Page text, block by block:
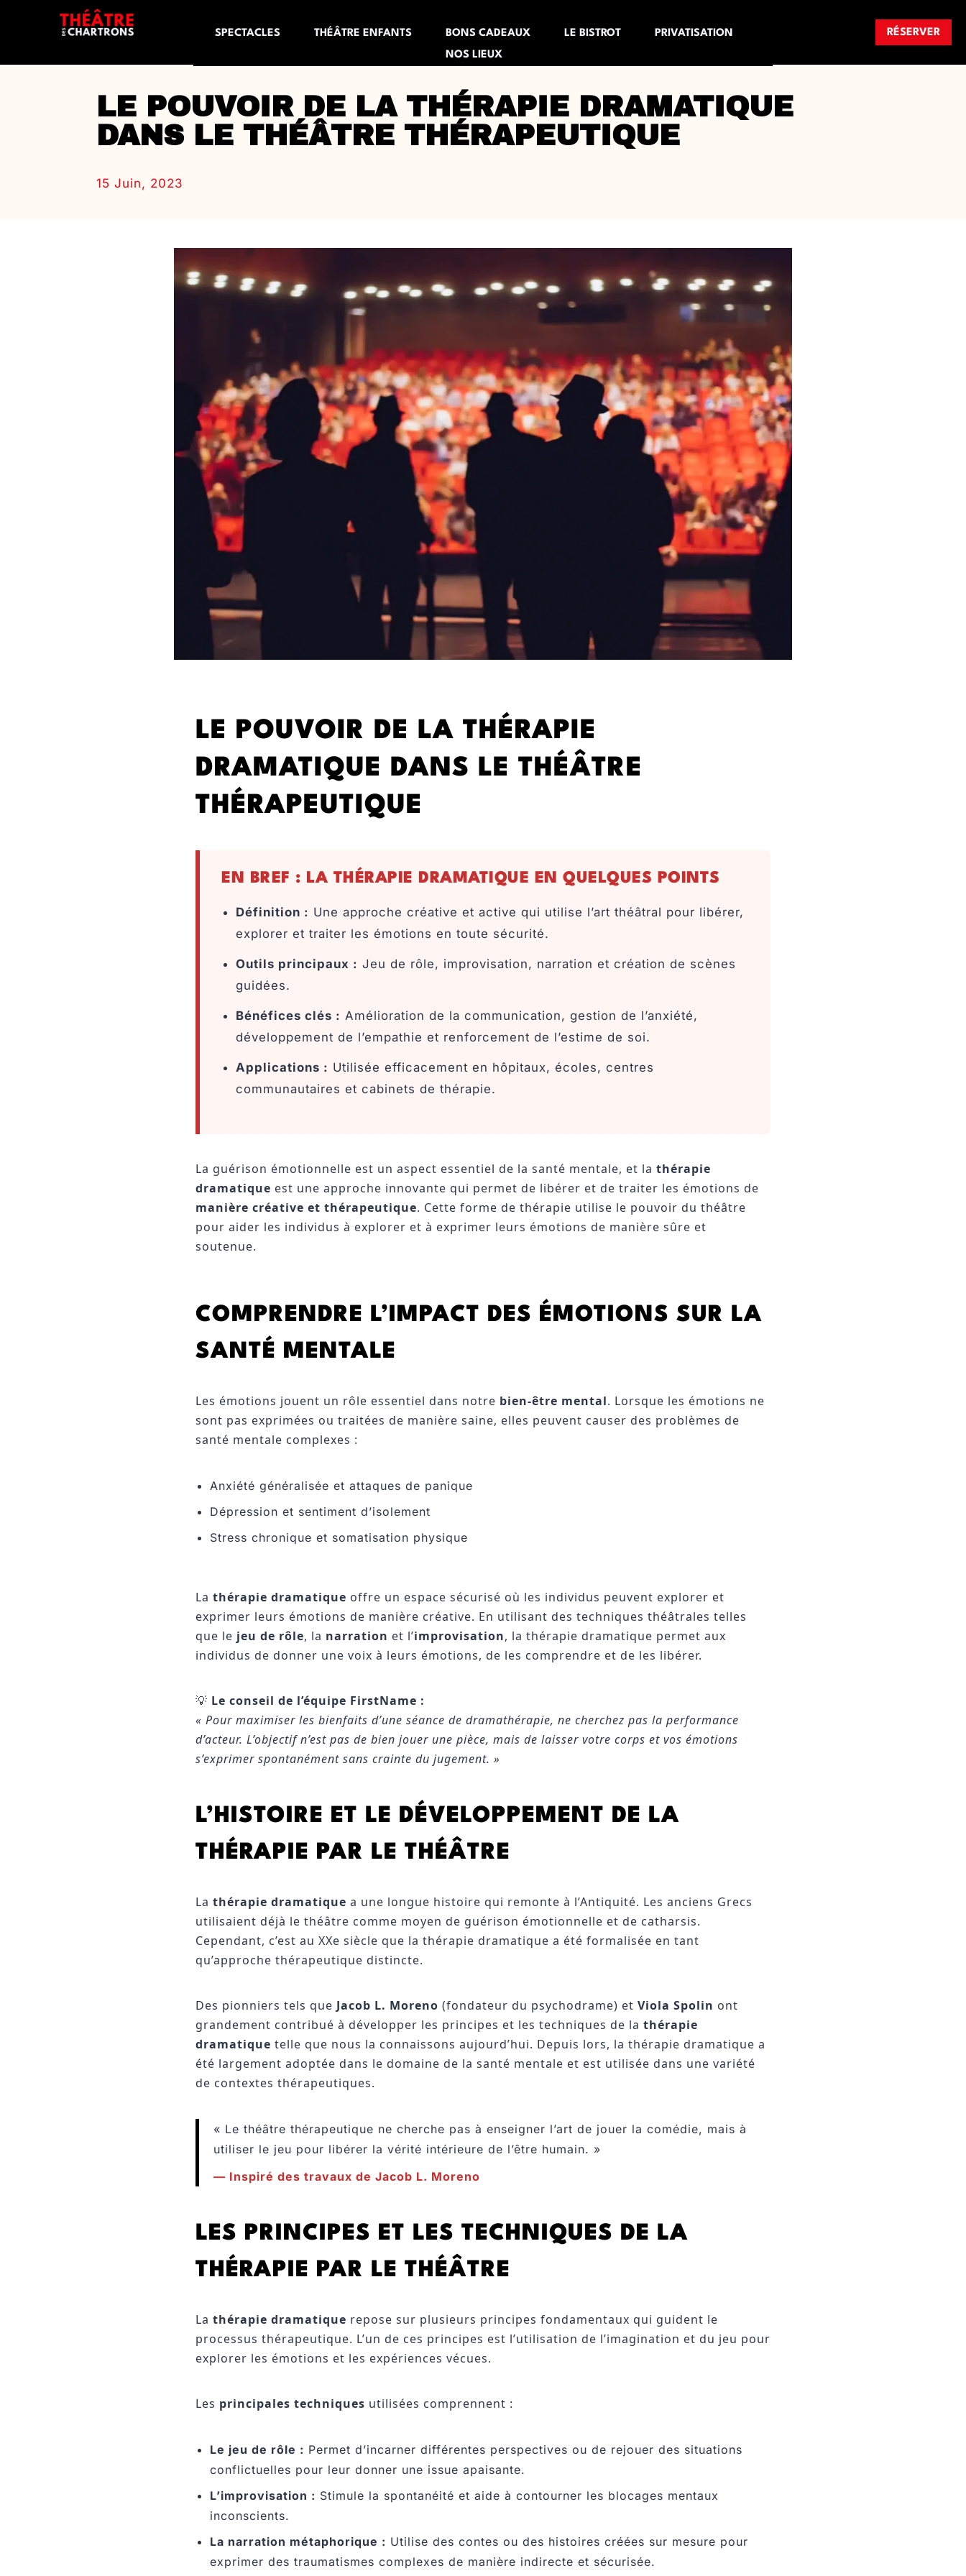
SPECTACLES THÉÂTRE ENFANTS BONS CADEAUX LE BISTROT
PRIVATISATION
NOS LIEUX
RÉSERVER
LE POUVOIR DE LA THÉRAPIE DRAMATIQUE
DANS LE THÉÂTRE THÉRAPEUTIQUE
15 Juin, 2023
LE POUVOIR DE LA THÉRAPIE
DRAMATIQUE DANS LE THÉÂTRE
THÉRAPEUTIQUE
EN BREF : LA THÉRAPIE DRAMATIQUE EN QUELQUES POINTS
Définition : Une approche créative et active qui utilise l’art théâtral pour libérer,
explorer et traiter les émotions en toute sécurité.
Outils principaux : Jeu de rôle, improvisation, narration et création de scènes
guidées.
Bénéfices clés : Amélioration de la communication, gestion de l’anxiété,
développement de l’empathie et renforcement de l’estime de soi.
Applications : Utilisée efficacement en hôpitaux, écoles, centres
communautaires et cabinets de thérapie.
La guérison émotionnelle est un aspect essentiel de la santé mentale, et la thérapie
dramatique est une approche innovante qui permet de libérer et de traiter les émotions de
manière créative et thérapeutique. Cette forme de thérapie utilise le pouvoir du théâtre
pour aider les individus à explorer et à exprimer leurs émotions de manière sûre et
soutenue.
COMPRENDRE L’IMPACT DES ÉMOTIONS SUR LA
SANTÉ MENTALE
Les émotions jouent un rôle essentiel dans notre bien-être mental. Lorsque les émotions ne
sont pas exprimées ou traitées de manière saine, elles peuvent causer des problèmes de
santé mentale complexes :
Anxiété généralisée et attaques de panique
Dépression et sentiment d’isolement
Stress chronique et somatisation physique
La thérapie dramatique offre un espace sécurisé où les individus peuvent explorer et
exprimer leurs émotions de manière créative. En utilisant des techniques théâtrales telles
que le jeu de rôle, la narration et l’improvisation, la thérapie dramatique permet aux
individus de donner une voix à leurs émotions, de les comprendre et de les libérer.
💡 Le conseil de l’équipe FirstName :
« Pour maximiser les bienfaits d’une séance de dramathérapie, ne cherchez pas la performance
d’acteur. L’objectif n’est pas de bien jouer une pièce, mais de laisser votre corps et vos émotions
s’exprimer spontanément sans crainte du jugement. »
L’HISTOIRE ET LE DÉVELOPPEMENT DE LA
THÉRAPIE PAR LE THÉÂTRE
La thérapie dramatique a une longue histoire qui remonte à l’Antiquité. Les anciens Grecs
utilisaient déjà le théâtre comme moyen de guérison émotionnelle et de catharsis.
Cependant, c’est au XXe siècle que la thérapie dramatique a été formalisée en tant
qu’approche thérapeutique distincte.
Des pionniers tels que Jacob L. Moreno (fondateur du psychodrame) et Viola Spolin ont
grandement contribué à développer les principes et les techniques de la thérapie
dramatique telle que nous la connaissons aujourd’hui. Depuis lors, la thérapie dramatique a
été largement adoptée dans le domaine de la santé mentale et est utilisée dans une variété
de contextes thérapeutiques.
« Le théâtre thérapeutique ne cherche pas à enseigner l’art de jouer la comédie, mais à
utiliser le jeu pour libérer la vérité intérieure de l’être humain. »
— Inspiré des travaux de Jacob L. Moreno
LES PRINCIPES ET LES TECHNIQUES DE LA
THÉRAPIE PAR LE THÉÂTRE
La thérapie dramatique repose sur plusieurs principes fondamentaux qui guident le
processus thérapeutique. L’un de ces principes est l’utilisation de l’imagination et du jeu pour
explorer les émotions et les expériences vécues.
Les principales techniques utilisées comprennent :
Le jeu de rôle : Permet d’incarner différentes perspectives ou de rejouer des situations
conflictuelles pour leur donner une issue apaisante.
L’improvisation : Stimule la spontanéité et aide à contourner les blocages mentaux
inconscients.
La narration métaphorique : Utilise des contes ou des histoires créées sur mesure pour
exprimer des traumatismes complexes de manière indirecte et sécurisée.